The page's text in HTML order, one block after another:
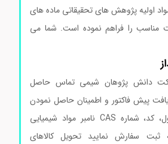
پژوهش های تحقیقاتی ماده های
را فراهم نموده است. شما می
پژوهان شیمی تماس حاصل
پیش فاکتور و اطمینان حاصل نمودن
از صحت نام محصول، کد، شماره CAS نامبر مواد شیمیایی
سفارش نمایید تحویل کالاهای